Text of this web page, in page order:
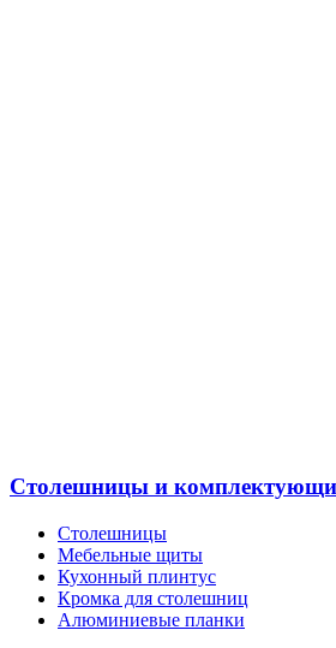
Столешницы и
Столешницы
Мебельные щиты
Кухонный плинтус
Кромка для столешниц
Алюминиевые планки